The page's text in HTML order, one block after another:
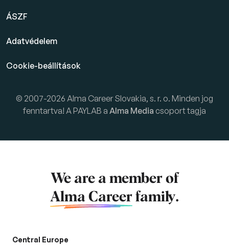
ÁSZF
Adatvédelem
Cookie-beállítások
© 2007-2026 Alma Career Slovakia, s. r. o. Minden jog
fenntartva! A PAYLAB a Alma Media csoport tagja
We are a member of
Alma Career family.
Central Europe